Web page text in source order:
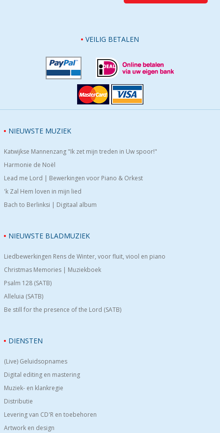
VEILIG BETALEN
NIEUWSTE MUZIEK
Katwijkse Mannenzang "Ik zet mijn treden in Uw spoor!"
Harmonie de Noël
Lead me Lord | Bewerkingen voor Piano & Orkest
'k Zal Hem loven in mijn lied
Bach to Berlinksi | Digitaal album
NIEUWSTE BLADMUZIEK
Liedbewerkingen Rens de Winter, voor fluit, viool en piano
Christmas Memories | Muziekboek
Psalm 128 (SATB)
Alleluia (SATB)
Be still for the presence of the Lord (SATB)
DIENSTEN
(Live) Geluidsopnames
Digital editing en mastering
Muziek- en klankregie
Distributie
Levering van CD'R en toebehoren
Artwork en design